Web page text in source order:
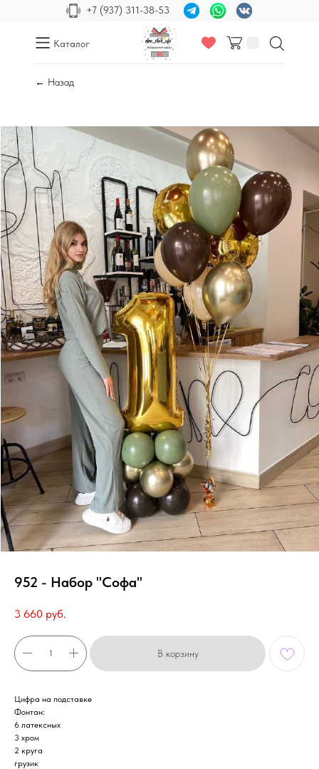
+7 (937) 311-38-53
Каталог
← Назад
952 - Набор "Софа"
3 660 руб.
В корзину
Цифра на подставке
Фонтан:
6 латексных
3 хром
2 круга
грузик